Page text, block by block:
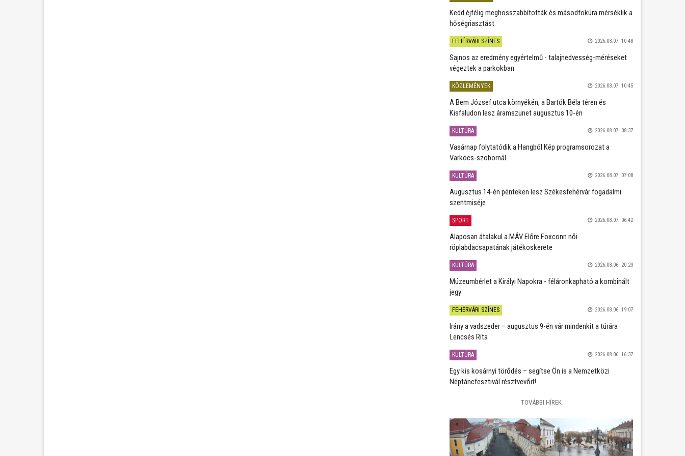
Kedd éjfélig meghosszabbították és másodfokúra mérséklik a
hőségriasztást
FEHÉRVÁRI SZÍNES 2026.08.07. 10:48
Sajnos az eredmény egyértelmű - talajnedvesség-méréseket
végeztek a parkokban
KÖZLEMÉNYEK 2026.08.07. 10:45
A Bem József utca környékén, a Bartók Béla téren és
Kisfaludon lesz áramszünet augusztus 10-én
KULTÚRA 2026.08.07. 08:37
Vasárnap folytatódik a Hangból Kép programsorozat a
Varkocs-szobornál
KULTÚRA 2026.08.07. 07:08
Augusztus 14-én pénteken lesz Székesfehérvár fogadalmi
szentmiséje
SPORT 2026.08.07. 06:42
Alaposan átalakul a MÁV Előre Foxconn női
röplabdacsapatának játékoskerete
KULTÚRA 2026.08.06. 20:23
Múzeumbérlet a Királyi Napokra - féláronkapható a kombinált
jegy
FEHÉRVÁRI SZÍNES 2026.08.06. 19:07
Irány a vadszeder – augusztus 9-én vár mindenkit a túrára
Lencsés Rita
KULTÚRA 2026.08.06. 16:37
Egy kis kosárnyi törődés – segítse Ön is a Nemzetközi
Néptáncfesztivál résztvevőit!
TOVÁBBI HÍREK